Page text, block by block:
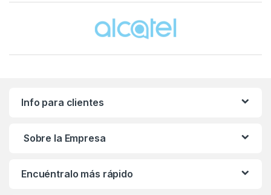
Brands Carousel
Info para clientes
Sobre la Empresa
Encuéntralo más rápido